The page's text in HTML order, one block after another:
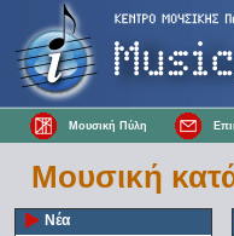
Μουσική Πύλη
Μουσική
Νέα